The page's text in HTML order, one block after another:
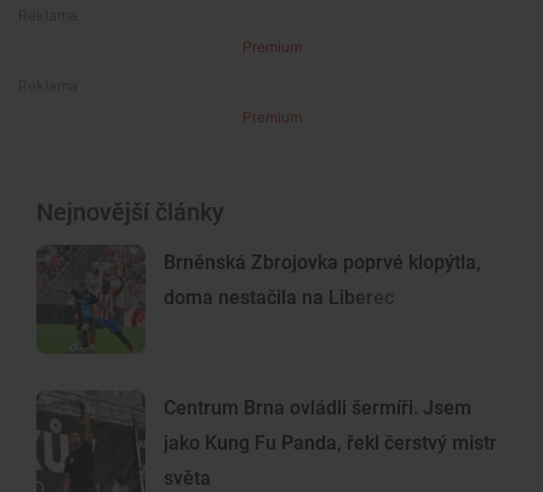
Premium
Premium
Nejnovější články
Brněnská Zbrojovka poprvé klopýtla,
doma nestačila na Liberec
Centrum Brna ovládli šermíři. Jsem
jako Kung Fu Panda, řekl čerstvý mistr
světa